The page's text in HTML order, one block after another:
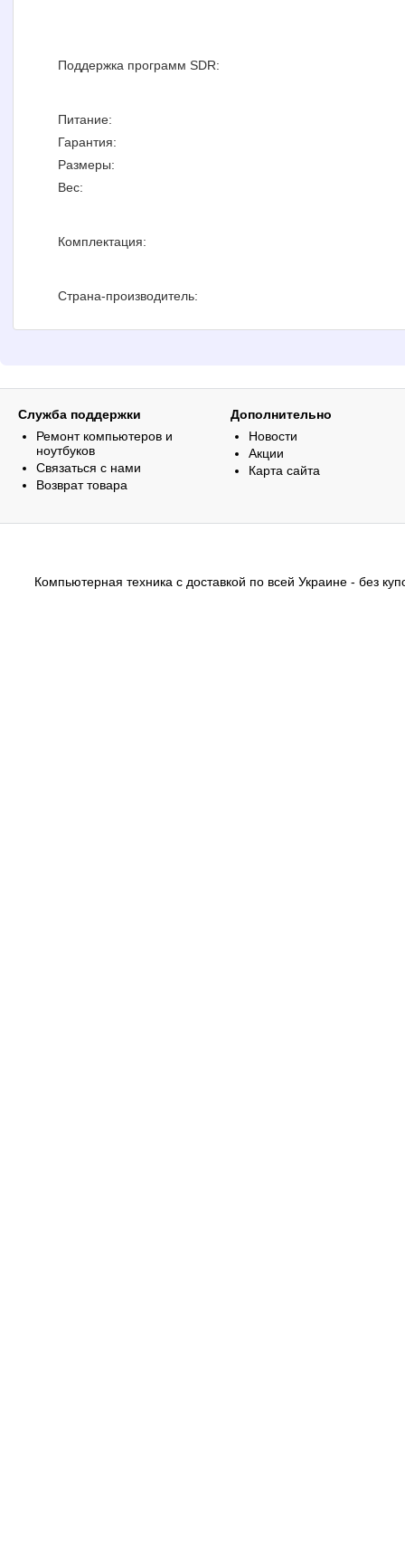
Поддержка программ SDR:
Питание:
Гарантия:
Размеры:
Вес:
Комплектация:
Страна-производитель:
Служба поддержки
Ремонт компьютеров и
ноутбуков
Связаться с нами
Возврат товара
Дополнительно
Новости
Акции
Карта сайта
Компьютерная техника с доставкой по всей Украине - без